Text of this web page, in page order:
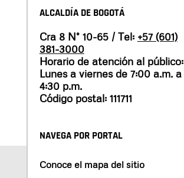
ALCALDÍA DE BOGOTÁ
Cra 8 N° 10-65 / Tel: +57 (601)
381-3000
Horario de atención al público:
Lunes a viernes de 7:00 a.m. a
4:30 p.m.
Código postal: 111711
NAVEGA POR PORTAL
Conoce el mapa del sitio